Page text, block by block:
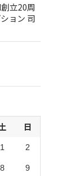
立20周
ョン 司
日
1 2
8 9